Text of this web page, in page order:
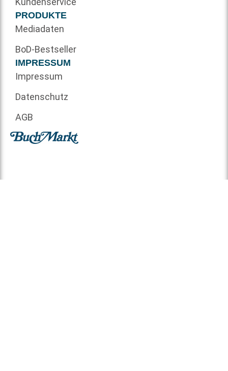
PRODUKTE
Mediadaten
BoD-Bestseller
IMPRESSUM
Impressum
Datenschutz
AGB